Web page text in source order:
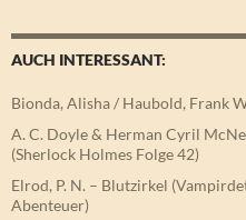
AUCH INTERESSANT:
Bionda, Alisha / Haubold, Frank
A. C. Doyle & Herman Cyril
(Sherlock Holmes Folge 42)
Elrod, P. N. – Blutzirkel
Abenteuer)